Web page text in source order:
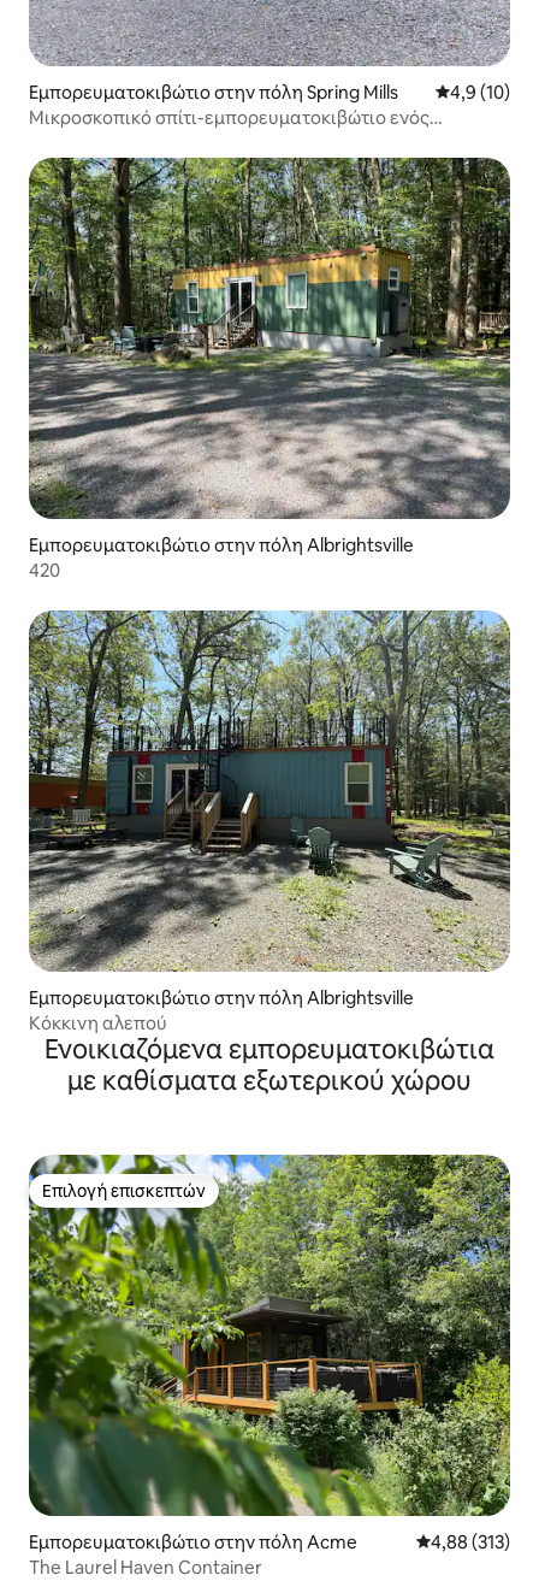
Εμπορευματοκιβώτιο στην πόλη Spring Mills Μέση
4,9 (10)
Μικροσκοπικό σπίτι-εμπορευματοκιβώτιο ενός
Εμπορευματοκιβώτιο στην πόλη Albrightsville
420
Εμπορευματοκιβώτιο στην πόλη Albrightsville
Κόκκινη αλεπού
Ενοικιαζόμενα εμπορευματοκιβώτια
με καθίσματα εξωτερικού χώρου
Επιλογή επισκεπτών
Επιλογή επισκεπτών
Εμπορευματοκιβώτιο στην πόλη Acme Μέση
4,88 (313)
The Laurel Haven Container